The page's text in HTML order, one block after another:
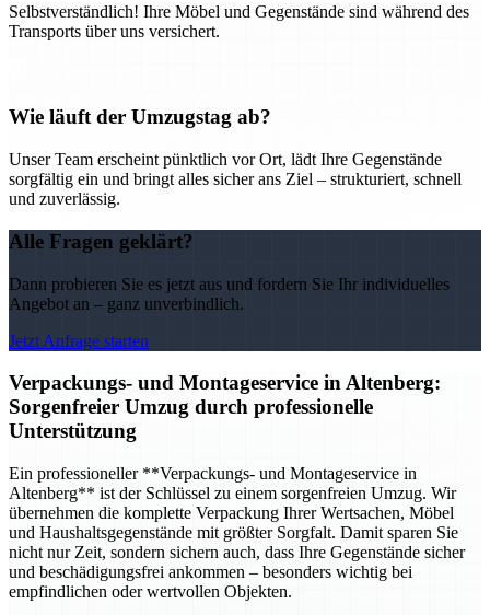
Selbstverständlich! Ihre Möbel und Gegenstände sind während des
Transports über uns versichert.
Wie läuft der Umzugstag ab?
Unser Team erscheint pünktlich vor Ort, lädt Ihre Gegenstände
sorgfältig ein und bringt alles sicher ans Ziel – strukturiert, schnell
und zuverlässig.
Alle Fragen geklärt?
Dann probieren Sie es jetzt aus und fordern Sie Ihr individuelles
Angebot an – ganz unverbindlich.
Jetzt Anfrage starten
Verpackungs- und Montageservice in Altenberg:
Sorgenfreier Umzug durch professionelle
Unterstützung
Ein professioneller **Verpackungs- und Montageservice in
Altenberg** ist der Schlüssel zu einem sorgenfreien Umzug. Wir
übernehmen die komplette Verpackung Ihrer Wertsachen, Möbel
und Haushaltsgegenstände mit größter Sorgfalt. Damit sparen Sie
nicht nur Zeit, sondern sichern auch, dass Ihre Gegenstände sicher
und beschädigungsfrei ankommen – besonders wichtig bei
empfindlichen oder wertvollen Objekten.